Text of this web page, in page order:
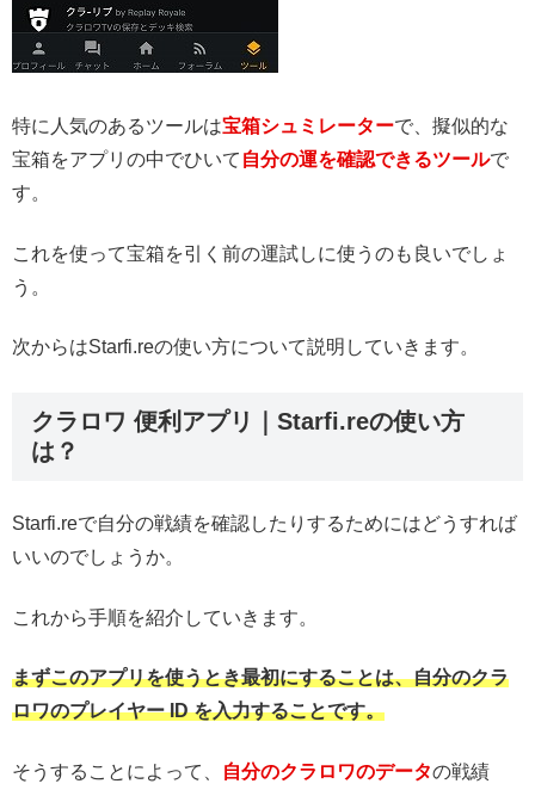
特に人気のあるツールは宝箱シュミレーターで、 擬似的な
宝箱をアプリの中でひいて 自分の運を確認できるツールで
す。
これを使って宝箱を引く前の運試しに使うのも良いでしょ
う。
次からはStarfi.reの使い方について説明していきます。
クラロワ 便利アプリ｜Starfi.reの使い方
は？
Starfi.reで自分の戦績を確認したりするためにはどうすれば
いいのでしょうか。
これから手順を紹介していきます。
まずこのアプリを使うとき最初にすることは、自分のクラ
ロワのプレイヤー ID を入力することです。
そうすることによって、 自分のクラロワのデータの戦績